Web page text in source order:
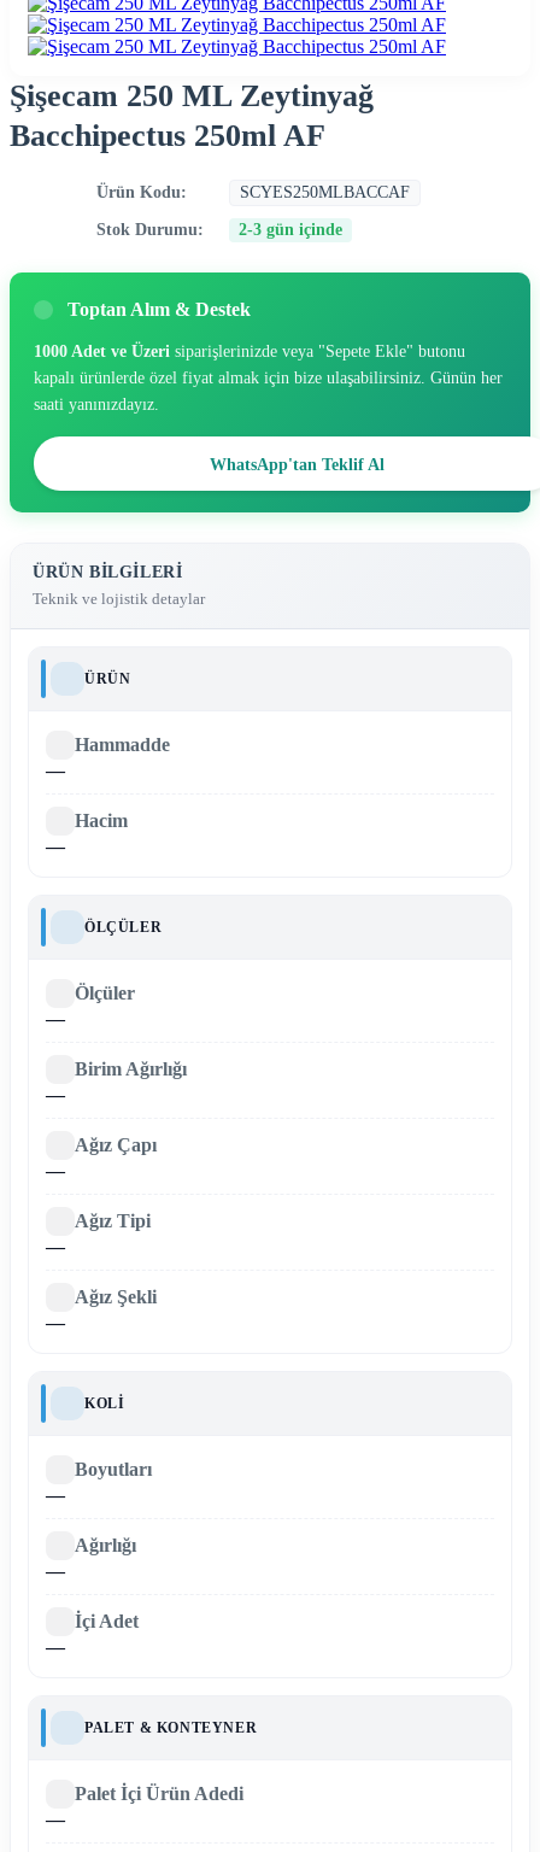
Şişecam 250 ML Zeytinyağ
Bacchipectus 250ml AF
Ürün Kodu: SCYES250MLBACCAF
Stok Durumu: 2-3 gün içinde
Toptan Alım & Destek
1000 Adet ve Üzeri siparişlerinizde veya "Sepete Ekle" butonu
kapalı ürünlerde özel fiyat almak için bize ulaşabilirsiniz. Günün her
saati yanınızdayız.
WhatsApp'tan Teklif Al
ÜRÜN BILGILERI
Teknik ve lojistik detaylar
ÜRÜN
Hammadde
—
Hacim
—
ÖLÇÜLER
Ölçüler
—
Birim Ağırlığı
—
Ağız Çapı
—
Ağız Tipi
—
Ağız Şekli
—
KOLI
Boyutları
—
Ağırlığı
—
İçi Adet
—
PALET & KONTEYNER
Palet İçi Ürün Adedi
—